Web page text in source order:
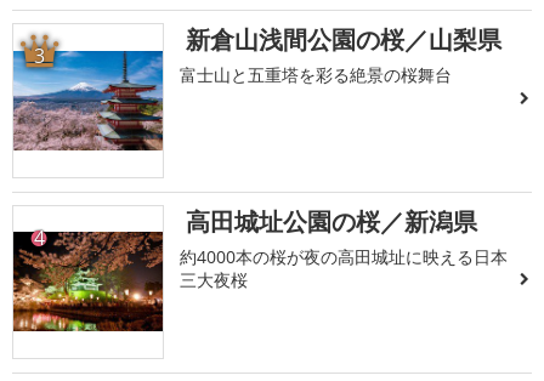
3 新倉山浅間公園の桜／山梨県
富士山と五重塔を彩る絶景の桜舞台
4 高田城址公園の桜／新潟県
約4000本の桜が夜の高田城址に映える日本
三大夜桜